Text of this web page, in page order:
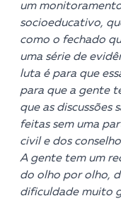
um
socioeducativo,
como o fechado
uma série de
luta é para que
para que a gente
que as discussões
feitas sem uma
civil e dos
A gente tem um
do olho por olho,
dificuldade muito